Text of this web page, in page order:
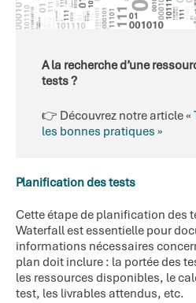
A la recherche d’une
tests ?
👉 Découvrez notre article «
les bonnes pratiques »
Planification des tests
Cette étape de planification des
Waterfall est essentielle pour
informations nécessaires
plan doit inclure : la portée des
les ressources disponibles, le
test, les livrables attendus, etc.